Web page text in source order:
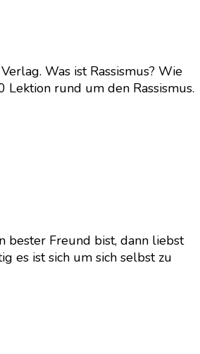
Was ist Rassismus? Wie
rund um den Rassismus.
bester Freund bist, dann liebst
es ist sich um sich selbst zu